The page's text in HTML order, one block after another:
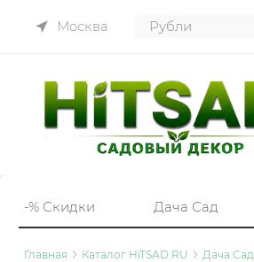
Москва
-% Скидки Дача Сад
Главная Каталог HiTSAD.RU Дача Сад